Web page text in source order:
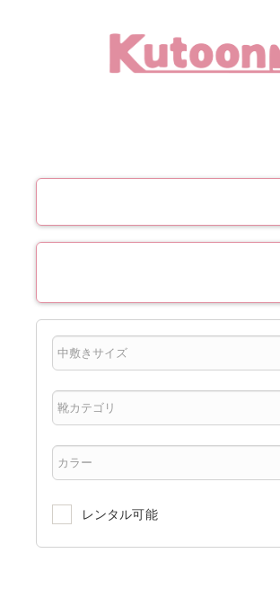
レンタル可能